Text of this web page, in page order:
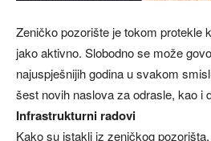
Zeničko pozorište je tokom protekle
jako aktivno. Slobodno se može
najuspješnijih godina u svakom
šest novih naslova za odrasle, kao i
Infrastrukturni radovi
Kako su istakli iz zeničkog